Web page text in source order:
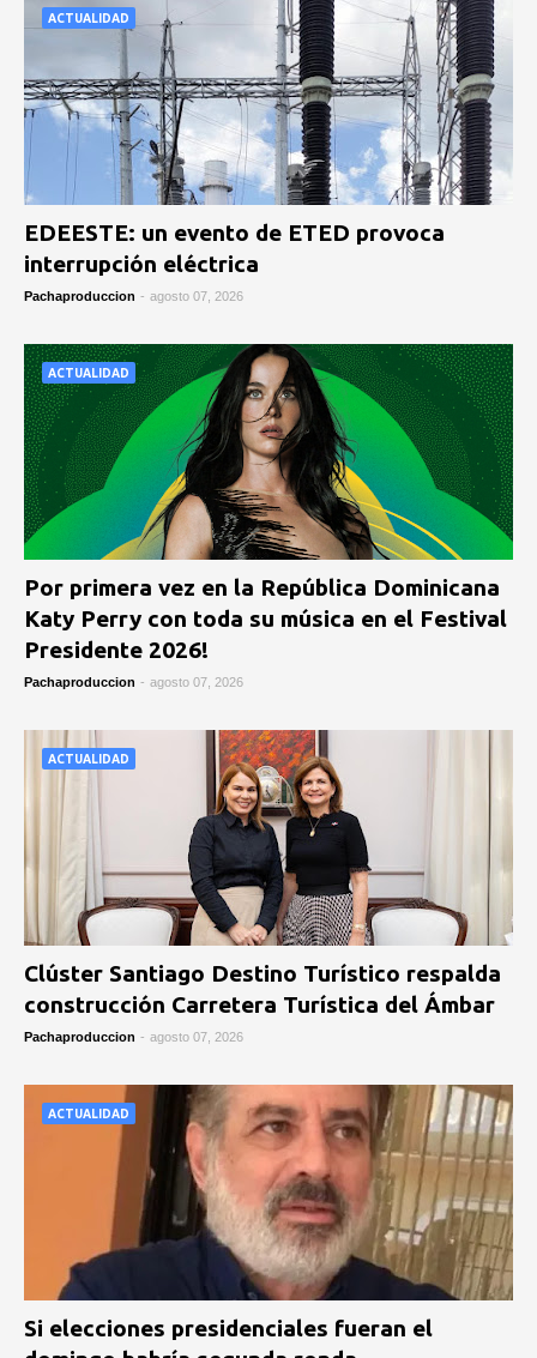
ACTUALIDAD
EDEESTE: un evento de ETED provoca
interrupción eléctrica
Pachaproduccion - agosto 07, 2026
ACTUALIDAD
Por primera vez en la República Dominicana
Katy Perry con toda su música en el Festival
Presidente 2026!
Pachaproduccion - agosto 07, 2026
ACTUALIDAD
Clúster Santiago Destino Turístico respalda
construcción Carretera Turística del Ámbar
Pachaproduccion - agosto 07, 2026
ACTUALIDAD
Si elecciones presidenciales fueran el